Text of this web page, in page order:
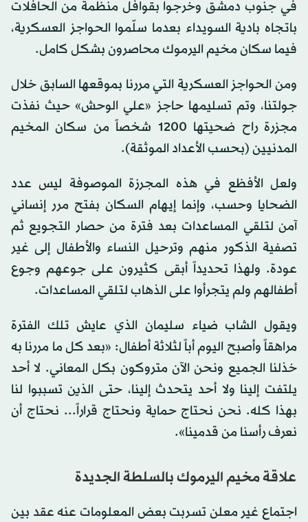
في جنوب دمشق وخرجوا بقوافل منظمة من الحافلات
باتجاه بادية السويداء بعدما سلّموا الحواجز العسكرية،
فيما سكان مخيم اليرموك محاصرون بشكل كامل.
ومن الحواجز العسكرية التي مررنا بموقعها السابق خلال
جولتنا، وتم تسليمها حاجز «علي الوحش» حيث نفذت
مجزرة راح ضحيتها 1200 شخصاً من سكان المخيم
المدنيين (بحسب الأعداد الموثقة).
ولعل الأفظع في هذه المجرزة الموصوفة ليس عدد
الضحايا وحسب، وإنما إيهام السكان بفتح مرر إنساني
آمن لتلقي المساعدات بعد فترة من حصار التجويع ثم
تصفية الذكور منهم وترحيل النساء والأطفال إلى غير
عودة. ولهذا تحديداً أبقى كثيرون على جوعهم وجوع
أطفالهم ولم يتجرأوا على الذهاب لتلقي المساعدات.
ويقول الشاب ضياء سليمان الذي عايش تلك الفترة
مراهقاً وأصبح اليوم أباً لثلاثة أطفال: «بعد كل ما مررنا به
خذلنا الجميع ونحن الآن متروكون بكل المعاني. لا أحد
يلتفت إلينا ولا أحد يتحدث إلينا، حتى الذين تسببوا لنا
بهذا كله. نحن نحتاج حماية ونحتاج قراراً... نحتاج أن
نعرف رأسنا من قدمينا».
علاقة مخيم اليرموك بالسلطة الجديدة
اجتماع غير معلن تسربت بعض المعلومات عنه عقد بين